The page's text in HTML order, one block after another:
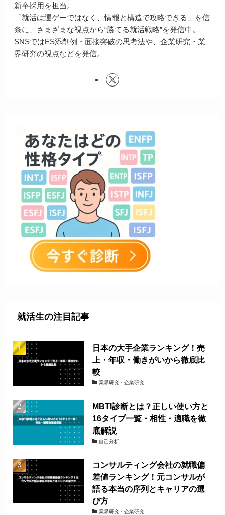
新卒採用を担当。
「就活は運ゲーではなく、情報と構造で攻略できる」を信
条に、さまざまな視点から“勝てる就活戦略”を発信中。
SNSではES添削例・面接突破の思考法や、企業研究・業
界研究の視点などを発信。
就活生の注目記事
日本の大手企業ランキング！売
上・年収・働きがいから徹底比
較
業界研究・企業研究
MBTI診断とは？正しい使い方と
16タイプ一覧・相性・適職を徹
底解説
自己分析
コンサルティング会社の就職偏
差値ランキング！元コンサルが
語る本当の序列とキャリアの選
び方
業界研究・企業研究